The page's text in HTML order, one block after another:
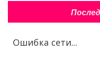
Ошибка сети...